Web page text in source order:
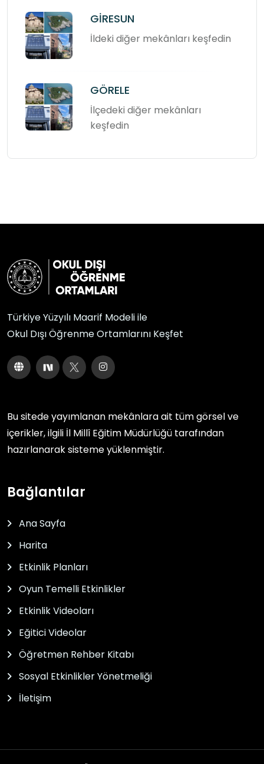
GİRESUN
İldeki diğer mekânları keşfedin
GÖRELE
İlçedeki diğer mekânları
keşfedin
Türkiye Yüzyılı Maarif Modeli ile
Okul Dışı Öğrenme Ortamlarını Keşfet
Bu sitede yayımlanan mekânlara ait tüm görsel ve
içerikler, ilgili İl Millî Eğitim Müdürlüğü tarafından
hazırlanarak sisteme yüklenmiştir.
Bağlantılar
Ana Sayfa
Harita
Etkinlik Planları
Oyun Temelli Etkinlikler
Etkinlik Videoları
Eğitici Videolar
Öğretmen Rehber Kitabı
Sosyal Etkinlikler Yönetmeliği
İletişim